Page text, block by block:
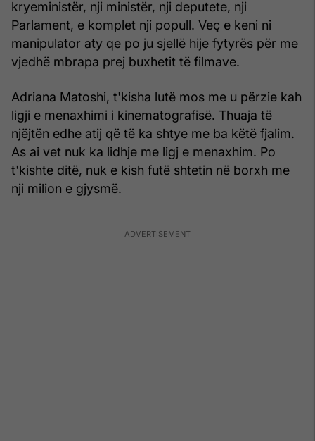
kryeministër, nji ministër, nji deputete, nji
Parlament, e komplet nji popull. Veç e keni ni
manipulator aty qe po ju sjellë hije fytyrës për me
vjedhë mbrapa prej buxhetit të filmave.
Adriana Matoshi, t'kisha lutë mos me u përzie kah
ligji e menaxhimi i kinematografisë. Thuaja të
njëjtën edhe atij që të ka shtye me ba këtë fjalim.
As ai vet nuk ka lidhje me ligj e menaxhim. Po
t'kishte ditë, nuk e kish futë shtetin në borxh me
nji milion e gjysmë.